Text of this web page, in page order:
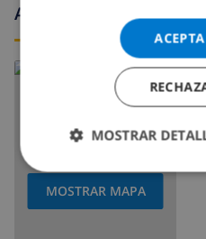
Alrededores
MOSTRAR MAPA
MOSTRAR